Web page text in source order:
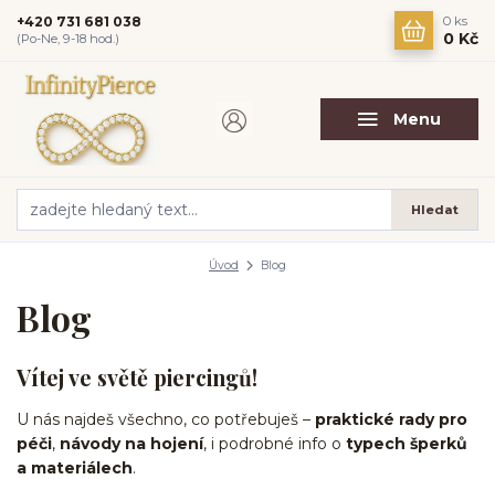
Menu
Hledat
+420 731 681 038
(Po-Ne, 9-18 hod.)
0 ks
0 Kč
Úvod Blog
Blog
Vítej ve světě piercingů!
U nás najdeš všechno, co potřebuješ – praktické rady pro
péči, návody na hojení, i podrobné info o typech šperků
a materiálech.